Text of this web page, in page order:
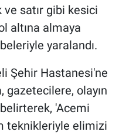
ve satır gibi kesici
altına almaya
yaralandı.
Şehir Hastanesi'ne
gazetecilere, olayın
'Acemi
teknikleriyle elimizi